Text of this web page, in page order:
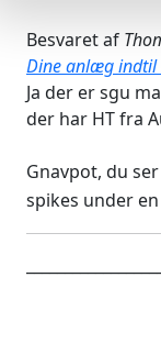
Besvaret af
Dine anlæg indtil
Ja der er sgu
der har HT fra
Gnavpot, du
spikes under